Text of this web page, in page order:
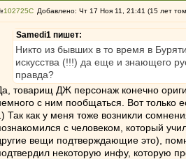
102725 Добавлено: Чт 17 Ноя 11, 21:41 (15 лет
Samedi1 пишет:
Никто из бывших в то время в
искусства (!!!) да еще и знающего
правда?
товарищ ДЖ персонаж конечно
с ним пообщаться. Вот только
Так как у меня тоже возникли
с человеком, который
вещи подтверждающие это),
некоторую инфу, которую